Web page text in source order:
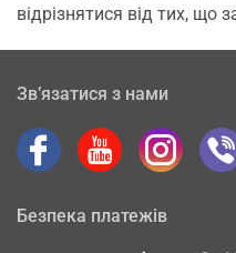
відрізнятися від тих, що
Зв’язатися з нами
Безпека платежів